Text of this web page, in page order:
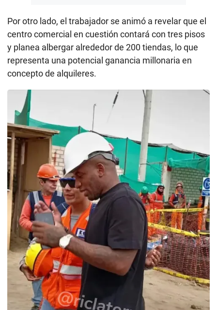
Por otro lado, el trabajador se animó a revelar que el
centro comercial en cuestión contará con tres pisos
y planea albergar alrededor de 200 tiendas, lo que
representa una potencial ganancia millonaria en
concepto de alquileres.